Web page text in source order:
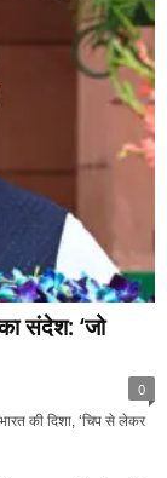
संदेश: ‘जो
0
की दिशा, ‘चिप से लेकर